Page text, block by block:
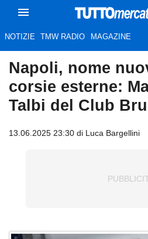
NOTIZIE TMW RADIO MAGAZINE
Napoli, nome
corsie esterne:
Talbi del Club
13.06.2025 23:30 di Luca Bargellini